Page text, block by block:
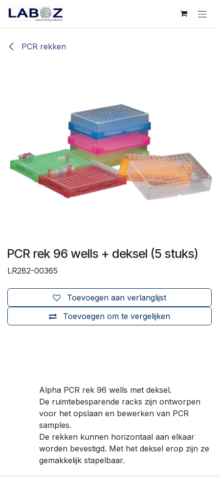
Overslaan naar inhoud
PCR rekken
PCR rek 96 wells + deksel (5 stuks)
LR282-00365
Toevoegen om te vergelijken
Toevoegen aan verlanglijst
Alpha PCR rek 96 wells met deksel.
De ruimtebesparende racks zijn ontworpen
voor het opslaan en bewerken van PCR
samples.
De rekken kunnen horizontaal aan elkaar
worden bevestigd. Met het deksel erop zijn ze
gemakkelijk stapelbaar.